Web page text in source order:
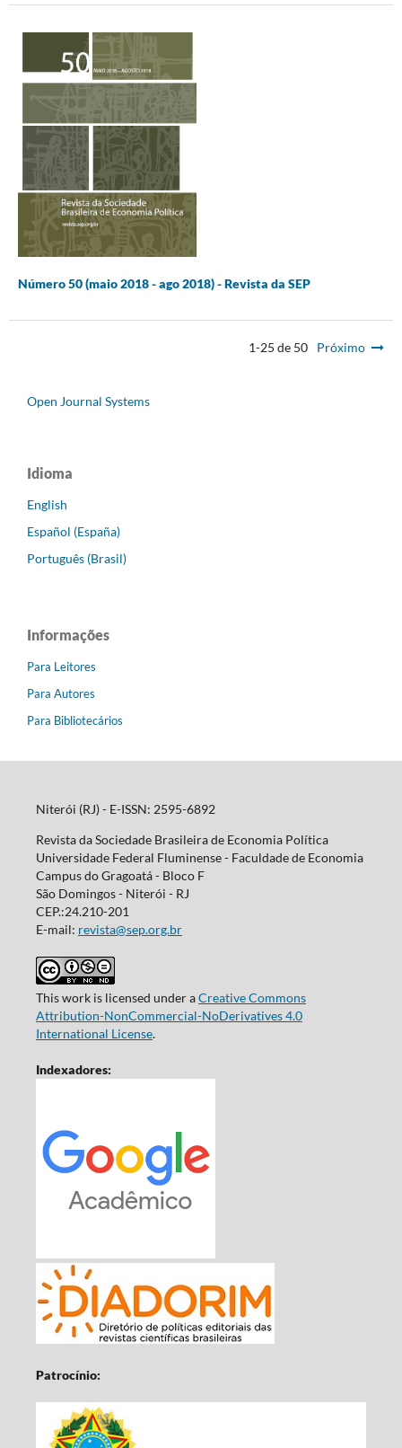
Número 50 (maio 2018 - ago 2018) - Revista da SEP
1-25 de 50 Próximo
Open Journal Systems
Idioma
English
Español (España)
Português (Brasil)
Informações
Para Leitores
Para Autores
Para Bibliotecários
Niterói (RJ) - E-ISSN: 2595-6892
Revista da Sociedade Brasileira de Economia Política
Universidade Federal Fluminense - Faculdade de Economia
Campus do Gragoatá - Bloco F
São Domingos - Niterói - RJ
CEP.:24.210-201
E-mail: revista@sep.org.br
This work is licensed under aCreative Commons
Attribution-NonCommercial-NoDerivatives 4.0
International License.
Indexadores:
Patrocínio: